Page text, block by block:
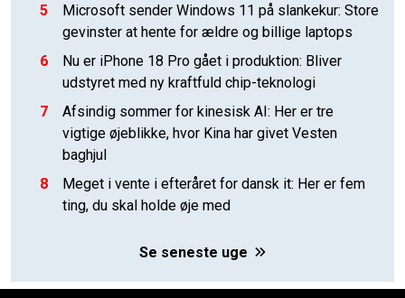
5
Microsoft sender Windows 11 på slankekur: Store
gevinster at hente for ældre og billige laptops
6
Nu er iPhone 18 Pro gået i produktion: Bliver
udstyret med ny kraftfuld chip-teknologi
7
Afsindig sommer for kinesisk AI: Her er tre
vigtige øjeblikke, hvor Kina har givet Vesten
baghjul
8
Meget i vente i efteråret for dansk it: Her er fem
ting, du skal holde øje med
Se seneste uge